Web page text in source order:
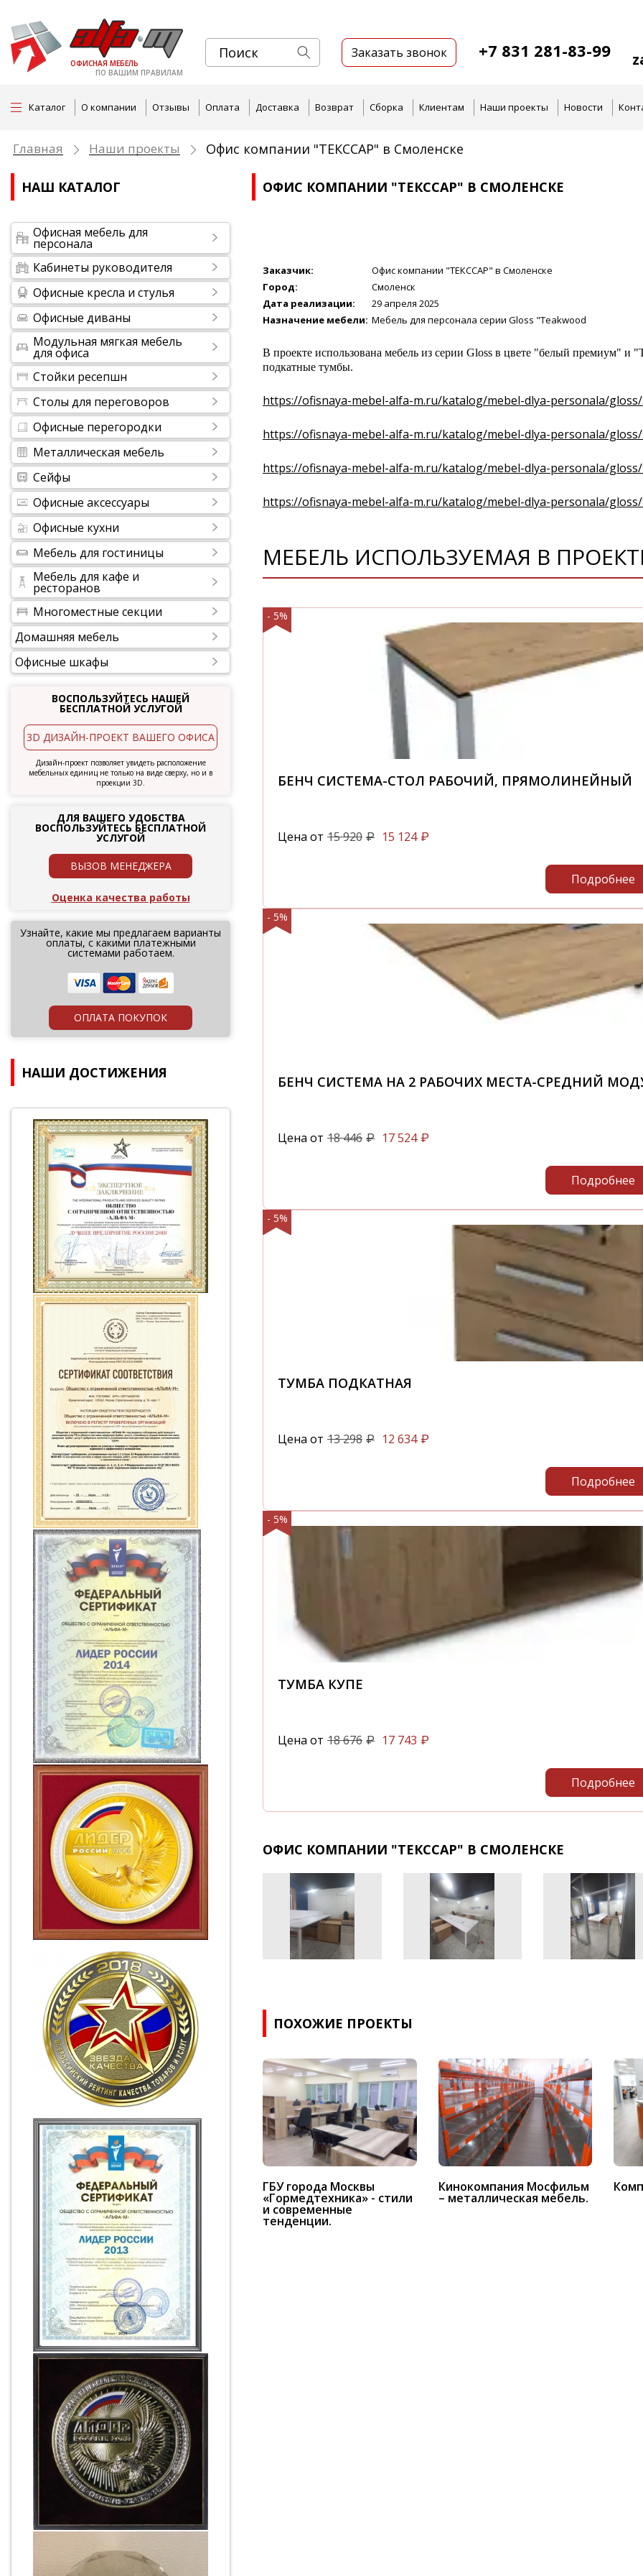
ОФИСНАЯ МЕБЕЛЬ
ПО ВАШИМ ПРАВИЛАМ
Заказать звонок +7 831 281-83-99
Каталог О компании Отзывы Оплата Доставка Возврат Сборка Клиентам Наши проекты Новости
Главная Наши проекты Офис компании "ТЕКССАР" в Смоленске
НАШ КАТАЛОГ
Офисная мебель для
персонала
Кабинеты руководителя
Офисные кресла и стулья
Офисные диваны
Модульная мягкая мебель
для офиса
Стойки ресепшн
Столы для переговоров
Офисные перегородки
Металлическая мебель
Сейфы
Офисные аксессуары
Офисные кухни
Мебель для гостиницы
Мебель для кафе и
ресторанов
Многоместные секции
Домашняя мебель
Офисные шкафы
ВОСПОЛЬЗУЙТЕСЬ НАШЕЙ
БЕСПЛАТНОЙ УСЛУГОЙ
3D ДИЗАЙН-ПРОЕКТ ВАШЕГО ОФИСА
Дизайн-проект позволяет увидеть расположение
мебельных единиц не только на виде сверху, но и в
проекции 3D.
ДЛЯ ВАШЕГО УДОБСТВА
ВОСПОЛЬЗУЙТЕСЬ БЕСПЛАТНОЙ
УСЛУГОЙ
ВЫЗОВ МЕНЕДЖЕРА
Оценка качества работы
Узнайте, какие мы предлагаем варианты
оплаты, с какими платежными
системами работаем.
ОПЛАТА ПОКУПОК
НАШИ ДОСТИЖЕНИЯ
ОФИС КОМПАНИИ "ТЕКССАР" В СМОЛЕНСКЕ
Заказчик:
Офис компании "ТЕКССАР" в Смоленске
Город:
Смоленск
Дата реализации:
29 апреля 2025
Назначение мебели: Мебель для персонала серии Gloss "Teakwood
В проекте использована мебель из серии Gloss в цвете "белый премиум"
подкатные тумбы.
https://ofisnaya-mebel-alfa-m.ru/katalog/mebel-dlya-personala/
https://ofisnaya-mebel-alfa-m.ru/katalog/mebel-dlya-personala/
https://ofisnaya-mebel-alfa-m.ru/katalog/mebel-dlya-personala/
https://ofisnaya-mebel-alfa-m.ru/katalog/mebel-dlya-personala/
МЕБЕЛЬ ИСПОЛЬЗУЕМАЯ В
- 5%
БЕНЧ СИСТЕМА-СТОЛ РАБОЧИЙ, ПРЯМОЛИНЕЙНЫЙ
Цена от 15 920 ₽ 15 124 ₽
Подробнее
- 5%
БЕНЧ СИСТЕМА НА 2 РАБОЧИХ МЕСТА-СРЕДНИЙ
Цена от 18 446 ₽ 17 524 ₽
Подробнее
- 5%
ТУМБА ПОДКАТНАЯ
Цена от 13 298 ₽ 12 634 ₽
Подробнее
- 5%
ТУМБА КУПЕ
Цена от 18 676 ₽ 17 743 ₽
Подробнее
ОФИС КОМПАНИИ "ТЕКССАР" В СМОЛЕНСКЕ
ПОХОЖИЕ ПРОЕКТЫ
ГБУ города Москвы
«Гормедтехника» - стили
и современные
тенденции.
Кинокомпания Мосфильм
– металлическая мебель.